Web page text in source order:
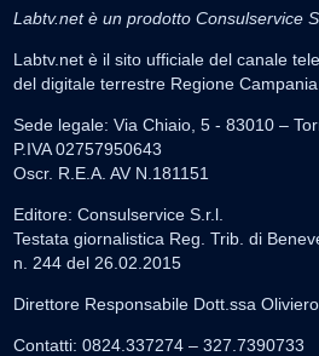
Labtv.net è un prodotto Consulservice
Labtv.net è il sito ufficiale del canale
del digitale terrestre Regione Campania
Sede legale: Via Chiaio, 5 - 83010 –
P.IVA 02757950643
Oscr. R.E.A. AV N.181151
Editore: Consulservice S.r.l.
Testata giornalistica Reg. Trib. di
n. 244 del 26.02.2015
Direttore Responsabile Dott.ssa
Contatti: 0824.337274 – 327.7390733